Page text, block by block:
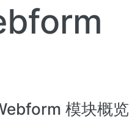
模块概览